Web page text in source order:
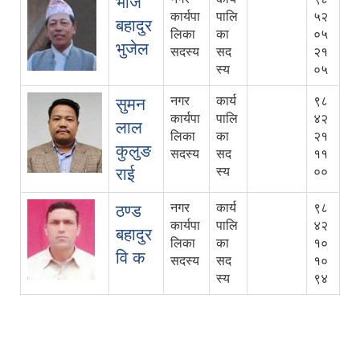
बहादुर
भुजेल
कार्यपा
लिका
सदस्य
पालि
का
सद
स्य
५२
०५
२१
०५
सुमन
लाल
कुलुङ
राई
नगर
कार्यपा
लिका
सदस्य
कार्य
पालि
का
सद
स्य
९८
४२
२१
११
००
ठण्ड
बहादुर
वि क
नगर
कार्यपा
लिका
सदस्य
कार्य
पालि
का
सद
स्य
९८
४२
१०
१०
९४